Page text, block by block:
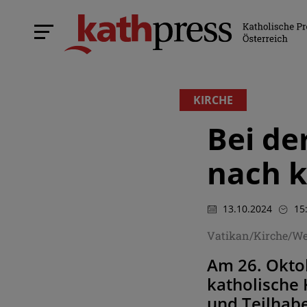
KIRCHE
Bei
nach
13.10.2024
Vatikan/Kirche/
Am 26.
katholische